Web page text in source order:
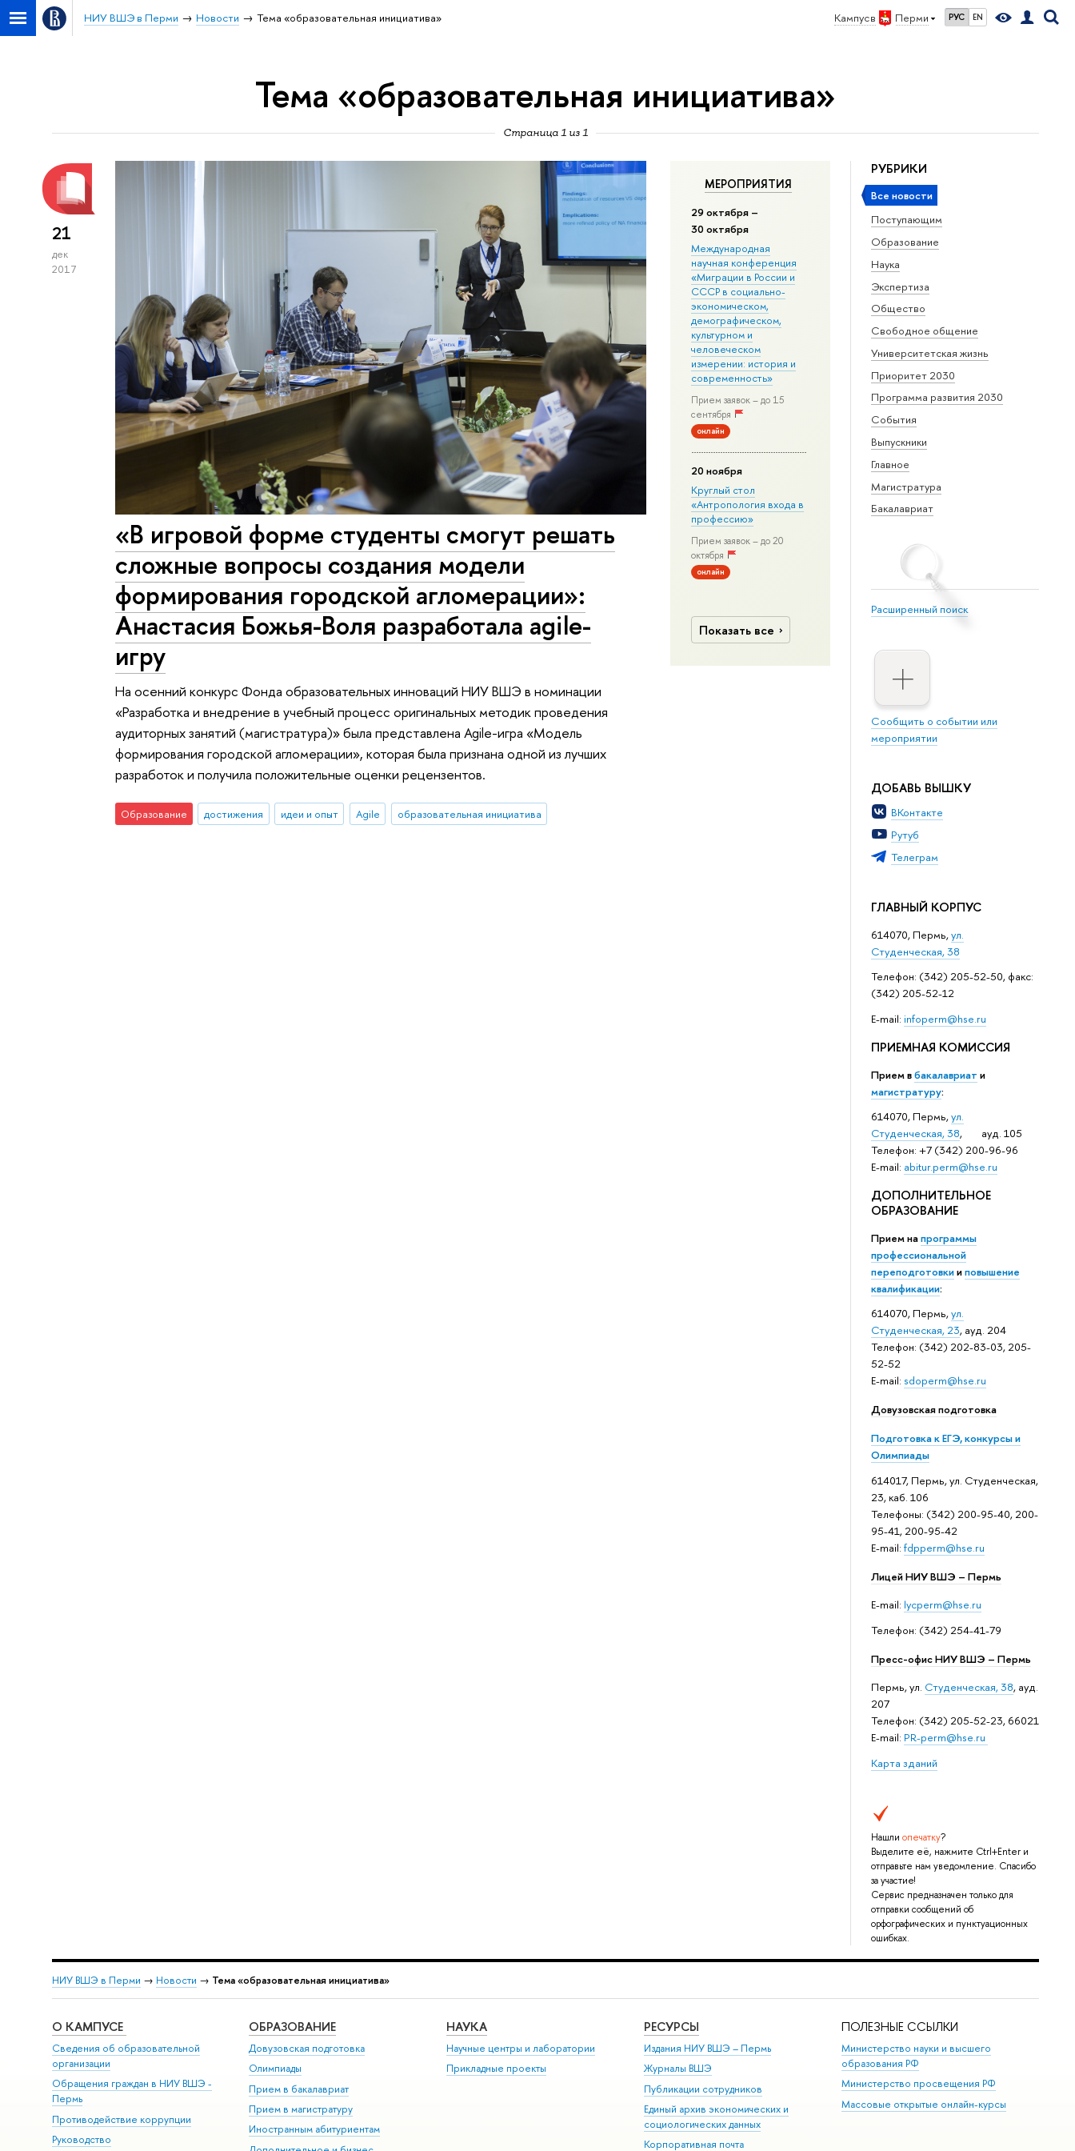
Кампус в Перми РУС EN
НИУ ВШЭ в Перми Новости Тема «образовательная инициатива»
Тема «образовательная инициатива»
Страница 1 из 1
РУБРИКИ
Все новости
Поступающим
Образование
Наука
Экспертиза
Общество
Свободное общение
Университетская жизнь
Приоритет 2030
Программа развития 2030
События
Выпускники
Главное
Магистратура
Бакалавриат
Расширенный поиск
Сообщить о событии или
мероприятии
ДОБАВЬ ВЫШКУ
ВКонтакте
Рутуб
Телеграм
ГЛАВНЫЙ КОРПУС
614070, Пермь,ул.
Студенческая, 38
Телефон: (342) 205-52-50, факс:
(342) 205-52-12
Е-mail: infoperm@hse.ru
ПРИЕМНАЯ КОМИССИЯ
Прием вбакалавриат и
магистратуру:
614070, Пермь,ул.
Студенческая, 38, ауд. 105
Телефон: +7 (342) 200-96-96
E-mail: abitur.perm@hse.ru
ДОПОЛНИТЕЛЬНОЕ
ОБРАЗОВАНИЕ
Прием напрограммы
профессиональной
переподготовкииповышение
квалификации:
614070, Пермь,ул.
Студенческая, 23, ауд. 204
Телефон: (342) 202-83-03, 205-
52-52
E-mail: sdoperm@hse.ru
Довузовская подготовка
Подготовка к ЕГЭ, конкурсы и
Олимпиады
614017, Пермь, ул. Студенческая,
23, каб. 106
Телефоны: (342) 200-95-40, 200-
95-41, 200-95-42
E-mail: fdpperm@hse.ru
Лицей НИУ ВШЭ – Пермь
E-mail: lycperm@hse.ru
Телефон: (342) 254-41-79
Пресс-офис НИУ ВШЭ – Пермь
Пермь, ул. Студенческая, 38, ауд.
207
Телефон: (342) 205-52-23, 66021
E-mail: PR-perm@hse.ru
Карта зданий
Нашли опечатку?
Выделите её, нажмите Ctrl+Enter и
отправьте нам уведомление. Спасибо
за участие!
Сервис предназначен только для
отправки сообщений об
орфографических и пунктуационных
ошибках.
МЕРОПРИЯТИЯ
29 октября –
30 октября
Международная
научная конференция
«Миграции в Росcии и
СССР в социально-
экономическом,
демографическом,
культурном и
человеческом
измерении: история и
современность»
Прием заявок – до 15
сентября
онлайн
20 ноября
Круглый стол
«Антропология входа в
профессию»
Прием заявок – до 20
октября
онлайн
Показать все
21
дек
2017
«В игровой форме студенты смогут решать
сложные вопросы создания модели
формирования городской агломерации»:
Анастасия Божья-Воля разработала agile-
игру
На осенний конкурс Фонда образовательных инноваций НИУ ВШЭ в номинации
«Разработка и внедрение в учебный процесс оригинальных методик проведения
аудиторных занятий (магистратура)» была представлена Agile-игра «Модель
формирования городской агломерации», которая была признана одной из лучших
разработок и получила положительные оценки рецензентов.
Образование достижения идеи и опыт Agile образовательная инициатива
НИУ ВШЭ в Перми → Новости → Тема «образовательная инициатива»
О КАМПУСЕ
Сведения об образовательной
организации
Обращения граждан в НИУ ВШЭ -
Пермь
Противодействие коррупции
Руководство
ОБРАЗОВАНИЕ
Довузовская подготовка
Олимпиады
Прием в бакалавриат
Прием в магистратуру
Иностранным абитуриентам
НАУКА
Научные центры и лаборатории
Прикладные проекты
РЕСУРСЫ
Издания НИУ ВШЭ ­– Пермь
Журналы ВШЭ
Публикации сотрудников
Единый архив экономических и
социологических данных
Корпоративная почта
ПОЛЕЗНЫЕ ССЫЛКИ
Министерство науки и высшего
образования РФ
Министерство просвещения РФ
Массовые открытые онлайн-курсы